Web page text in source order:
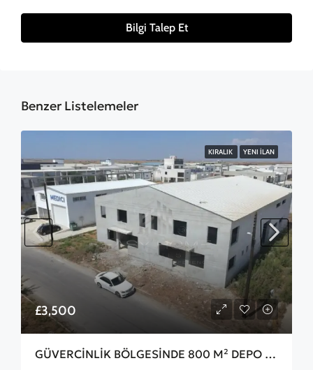
Bilgi Talep Et
Benzer Listelemeler
KIRALIK YENI İLAN
£3,500
GÜVERCİNLİK BÖLGESİNDE 800 M² DEPO KIRALIK